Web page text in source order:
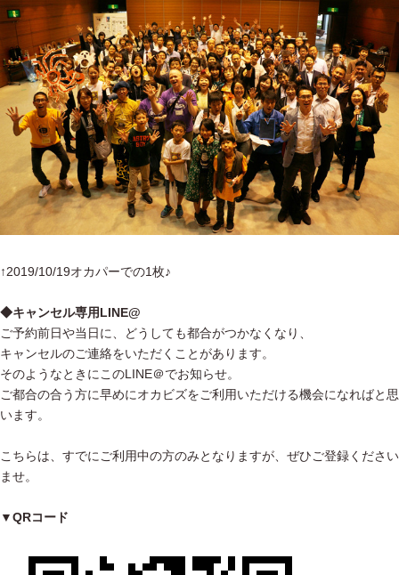
↑2019/10/19オカパーでの1枚♪
◆キャンセル専用LINE@
ご予約前日や当日に、どうしても都合がつかなくなり、
キャンセルのご連絡をいただくことがあります。
そのようなときにこのLINE＠でお知らせ。
ご都合の合う方に早めにオカビズをご利用いただける機会になればと思
います。
こちらは、すでにご利用中の方のみとなりますが、ぜひご登録ください
ませ。
▼QRコード